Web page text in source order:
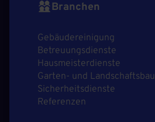
Branchen
Gebäudereinigung
Betreuungsdienste
Hausmeisterdienste
Garten- und Landschaftsbau
Sicherheitsdienste
Referenzen